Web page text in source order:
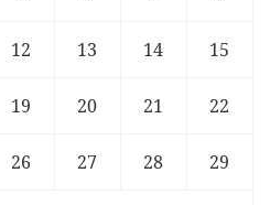
12 13 14 15
19 20 21 22
26 27 28 29